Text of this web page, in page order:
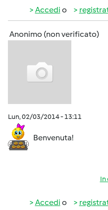
Accedi o
Anonimo (non verificato)
Lun, 02/03/2014 - 13:11
Benvenuta!
In
Accedi o